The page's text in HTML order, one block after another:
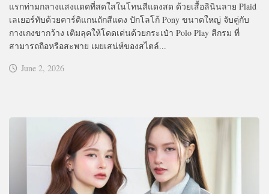
แรกท่ามกลางแสงแดดที่สดใสในโทนสีแดงสด ด้วยเสื้อลินินลาย Plaid
เลเยอร์ทับด้วยคาร์ดิแกนถักสีแดง ปักโลโก้ Pony ขนาดใหญ่ จับคู่กับ
กางเกงขากว้าง เติมลุคให้โดดเด่นด้วยกระเป๋า Polo Play สีกรม ที่
สามารถถือหรือสะพาย เผยเสน่ห์ของสไตล์...
June 2, 2026